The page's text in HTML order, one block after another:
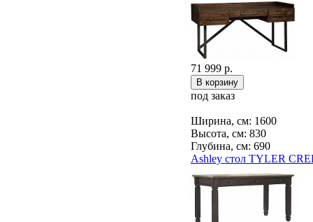
71 999 р.
под заказ
Ширина, см: 1600
Высота, см: 830
Глубина, см: 690
Ashley стол TYLER